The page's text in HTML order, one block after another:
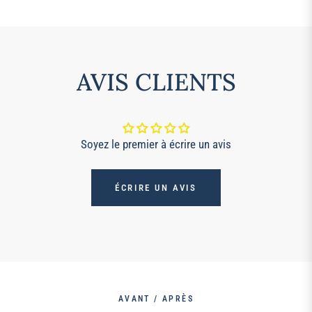
AVIS CLIENTS
Soyez le premier à écrire un avis
ÉCRIRE UN AVIS
AVANT / APRÈS